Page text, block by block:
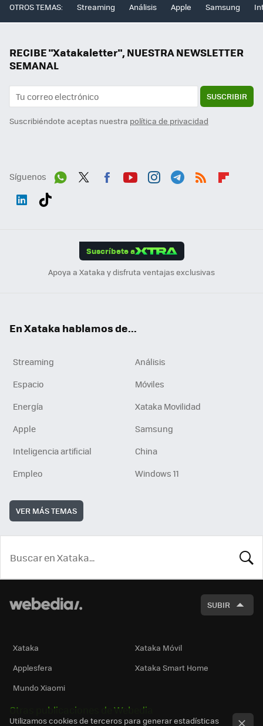
OTROS TEMAS: Streaming Análisis Apple Samsung
RECIBE "Xatakaletter", NUESTRA NEWSLETTER
SEMANAL
SUSCRIBIR
Suscribiéndote aceptas nuestra política de privacidad
Síguenos
Suscríbete a
Apoya a Xataka y disfruta ventajas exclusivas
En Xataka hablamos de...
Streaming
Análisis
Espacio
Móviles
Energía
Xataka Movilidad
Apple
Samsung
Inteligencia artificial
China
Empleo
Windows 11
VER MÁS TEMAS
SUBIR
Xataka
Xataka Móvil
Applesfera
Xataka Smart Home
Mundo Xiaomi
Otras publicaciones de Webedia
Utilizamos cookies de terceros para generar estadísticas